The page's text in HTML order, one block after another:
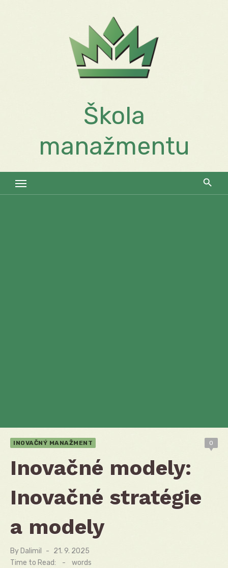
Škola
manažmentu
INOVAČNÝ MANAŽMENT 0
Inovačné modely:
Inovačné stratégie
a modely
By Dalimil
Posted
on
21. 9. 2025
Time to Read:
- words